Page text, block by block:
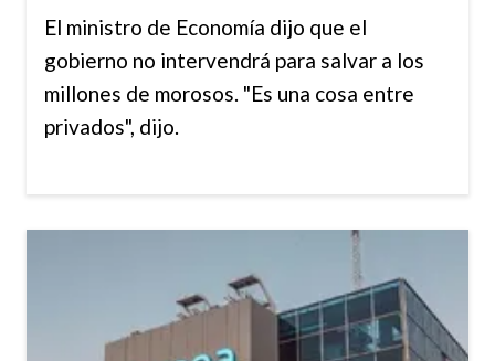
El ministro de Economía dijo que el
gobierno no intervendrá para salvar a los
millones de morosos. "Es una cosa entre
privados", dijo.